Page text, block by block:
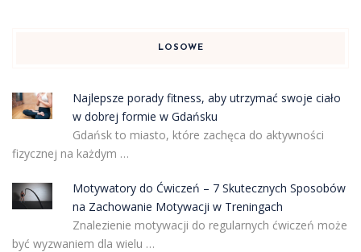
LOSOWE
Najlepsze porady fitness, aby utrzymać swoje ciało
w dobrej formie w Gdańsku
Gdańsk to miasto, które zachęca do aktywności
fizycznej na każdym …
Motywatory do Ćwiczeń – 7 Skutecznych Sposobów
na Zachowanie Motywacji w Treningach
Znalezienie motywacji do regularnych ćwiczeń może
być wyzwaniem dla wielu …